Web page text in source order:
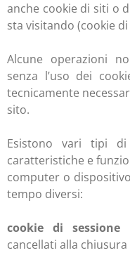
anche cookie di siti o
sta visitando (cookie
Alcune operazioni
senza l’uso dei
tecnicamente
sito.
Esistono vari tipi
caratteristiche e
computer o
tempo diversi:
cookie di sessione
cancellati alla